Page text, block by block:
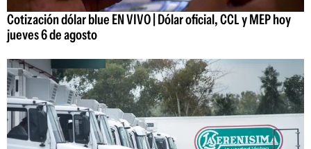
Cotización dólar blue EN VIVO | Dólar oficial, CCL y MEP hoy
jueves 6 de agosto